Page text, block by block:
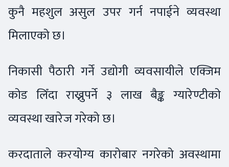
कुनै महशुल असुल उपर गर्न नपाईने व्यवस्था
मिलाएको छ।
निकासी पैठारी गर्ने उद्योगी व्यवसायीले एक्जिम
कोड लिँदा राख्नुपर्ने ३ लाख बैङ्क ग्यारेण्टीको
व्यवस्था खारेज गरेको छ।
करदाताले करयोग्य कारोबार नगरेको अवस्थामा